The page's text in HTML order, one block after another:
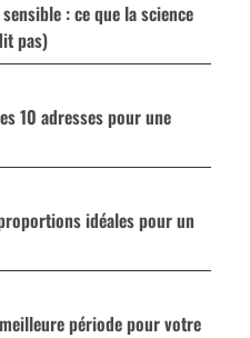
: ce que la science
pas)
10 adresses pour une
idéales pour un
période pour votre